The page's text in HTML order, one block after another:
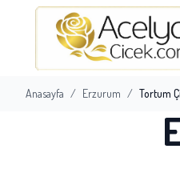
Anasayfa / Erzurum / Tortum